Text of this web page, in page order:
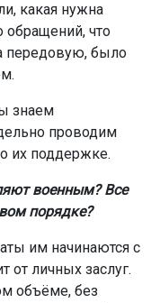
какая нужна
что
передовую, было
знаем
проводим
их поддержке.
военным? Все
порядке?
им начинаются с
от личных заслуг.
объёме, без